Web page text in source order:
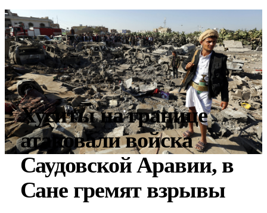
Хуситы на границе
атаковали войска
Саудовской Аравии, в
Сане гремят взрывы